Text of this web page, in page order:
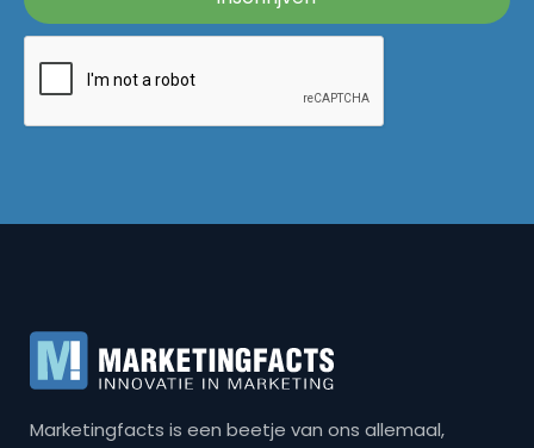
Marketingfacts is een beetje van ons allemaal,